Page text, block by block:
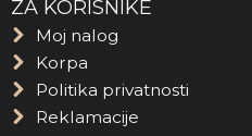
ZA KORISNIKE
Moj nalog
Korpa
Politika privatnosti
Reklamacije